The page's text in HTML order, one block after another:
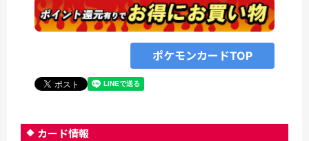
ポケモンカードTOP
カード情報